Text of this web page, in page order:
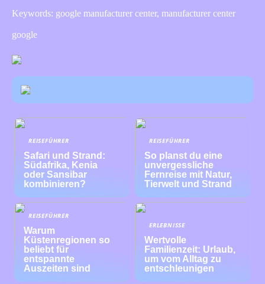
Keywords: google manufacturer center, manufacturer center
google
REISEFÜHRER
Safari und Strand:
Südafrika, Kenia
oder Sansibar
kombinieren?
REISEFÜHRER
So planst du eine
unvergessliche
Fernreise mit Natur,
Tierwelt und Strand
REISEFÜHRER
Warum
Küstenregionen so
beliebt für
entspannte
Auszeiten sind
ERLEBNISSE
Wertvolle
Familienzeit: Urlaub,
um vom Alltag zu
entschleunigen